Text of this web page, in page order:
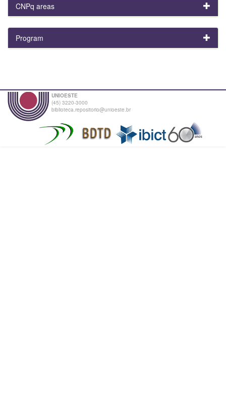
CNPq areas
Program
UNIOESTE
(45) 3220-3000
biblioteca.repositorio@unioeste.br